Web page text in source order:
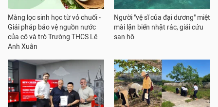
Màng lọc sinh học từ vỏ chuối -
Giải pháp bảo vệ nguồn nước
của cô và trò Trường THCS Lê
Anh Xuân
Người "vệ sĩ của đại dương" miệt
mài lặn biển nhặt rác, giải cứu
san hô